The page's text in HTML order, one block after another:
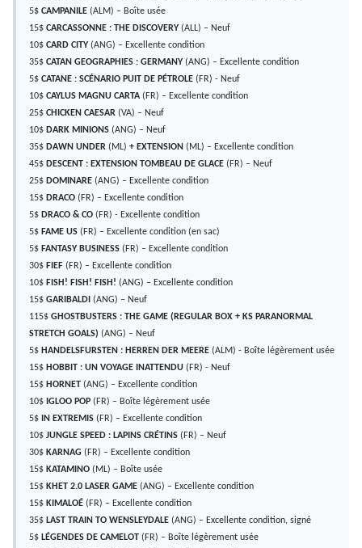
5$ CAMPANILE (ALM) – Boîte usée
15$ CARCASSONNE : THE DISCOVERY (ALL) – Neuf
10$ CARD CITY (ANG) – Excellente condition
35$ CATAN GEOGRAPHIES : GERMANY (ANG) – Excellente condition
5$ CATANE : SCÉNARIO PUIT DE PÉTROLE (FR) - Neuf
10$ CAYLUS MAGNU CARTA (FR) – Excellente condition
25$ CHICKEN CAESAR (VA) – Neuf
10$ DARK MINIONS (ANG) – Neuf
35$ DAWN UNDER (ML) + EXTENSION (ML) – Excellente condition
45$ DESCENT : EXTENSION TOMBEAU DE GLACE (FR) – Neuf
25$ DOMINARE (ANG) – Excellente condition
15$ DRACO (FR) – Excellente condition
5$ DRACO & CO (FR) - Excellente condition
5$ FAME US (FR) – Excellente condition (en sac)
5$ FANTASY BUSINESS (FR) – Excellente condition
30$ FIEF (FR) – Excellente condition
10$ FISH! FISH! FISH! (ANG) – Excellente condition
15$ GARIBALDI (ANG) – Neuf
115$ GHOSTBUSTERS : THE GAME (REGULAR BOX + KS PARANORMAL
STRETCH GOALS) (ANG) – Neuf
5$ HANDELSFURSTEN : HERREN DER MEERE (ALM) - Boîte légèrement usée
15$ HOBBIT : UN VOYAGE INATTENDU (FR) - Neuf
15$ HORNET (ANG) – Excellente condition
10$ IGLOO POP (FR) – Boîte légèrement usée
5$
IN EXTREMIS (FR) – Excellente condition
10$ JUNGLE SPEED : LAPINS CRÉTINS (FR) – Neuf
30$ KARNAG (FR) – Excellente condition
15$ KATAMINO (ML) – Boîte usée
15$ KHET 2.0 LASER GAME (ANG) – Excellente condition
15$ KIMALOÉ (FR) – Excellente condition
35$ LAST TRAIN TO WENSLEYDALE (ANG) – Excellente condition, signé
5$ LÉGENDES DE CAMELOT (FR) – Boîte légèrement usée